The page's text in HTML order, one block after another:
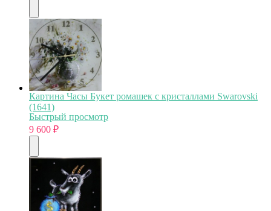
Картина Часы Букет ромашек с кристаллами Swarovski
(1641)
Быстрый просмотр
9 600 ₽